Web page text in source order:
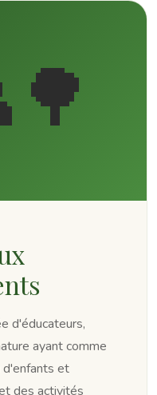
d'éducateurs,
ayant comme
d'enfants et
des activités